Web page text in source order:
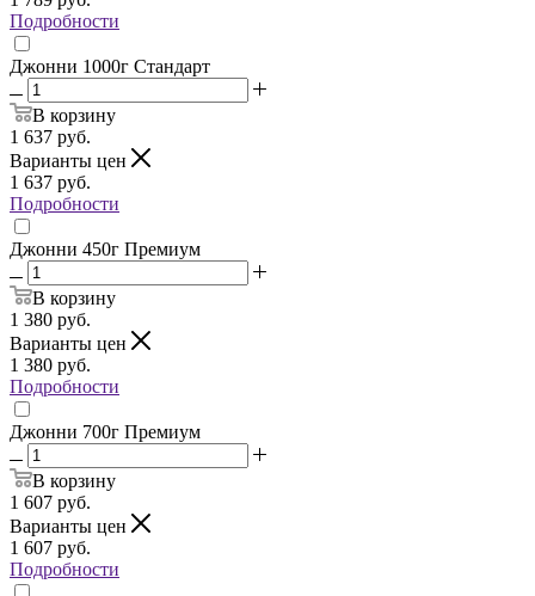
Подробности
Джонни 1000г Стандарт
В корзину
1 637 руб.
Варианты цен
1 637 руб.
Подробности
Джонни 450г Премиум
В корзину
1 380 руб.
Варианты цен
1 380 руб.
Подробности
Джонни 700г Премиум
В корзину
1 607 руб.
Варианты цен
1 607 руб.
Подробности